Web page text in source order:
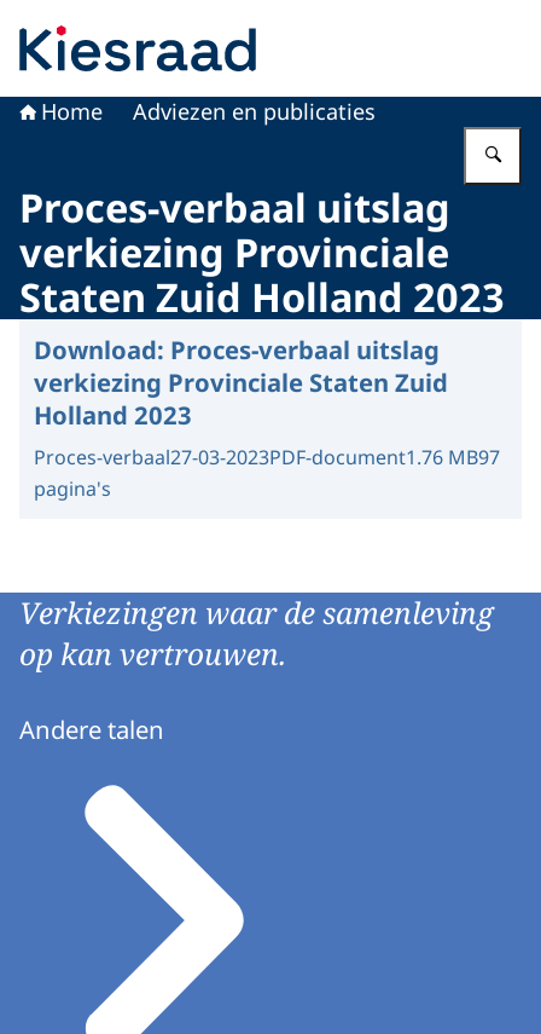
Home Adviezen en publicaties
Proces-verbaal uitslag
verkiezing Provinciale
Staten Zuid Holland 2023
Download: Proces-verbaal uitslag
verkiezing Provinciale Staten Zuid
Holland 2023
Proces-verbaal27-03-2023PDF-document1.76 MB97
pagina's
Verkiezingen waar de samenleving
op kan vertrouwen.
Andere talen